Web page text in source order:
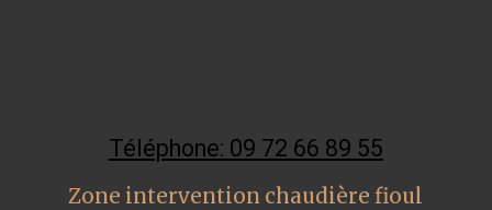
Téléphone: 09 72 66 89 55
Zone intervention chaudière fioul